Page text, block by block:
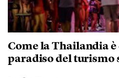
Come la Thailandia
paradiso del turismo